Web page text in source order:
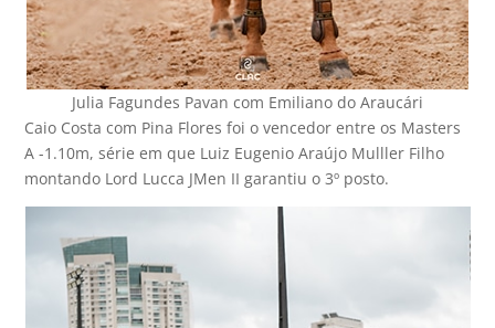
Julia Fagundes Pavan com Emiliano do Araucári
Caio Costa com Pina Flores foi o vencedor entre os Masters
A -1.10m, série em que Luiz Eugenio Araújo Mulller Filho
montando Lord Lucca JMen II garantiu o 3º posto.